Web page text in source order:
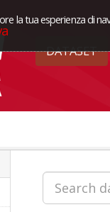
la tua esperienza di
DATASET